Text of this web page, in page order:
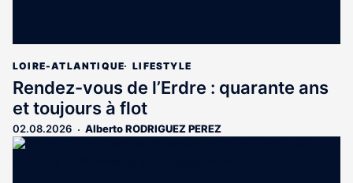
LOIRE-ATLANTIQUE LIFESTYLE
Rendez-vous de l’Erdre : quarante ans
et toujours à flot
02.08.2026 Alberto RODRIGUEZ PEREZ